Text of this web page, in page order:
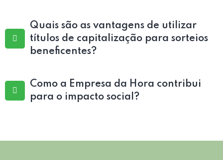
Quais são as vantagens de utilizar
títulos de capitalização para sorteios
beneficentes?
Como a Empresa da Hora contribui
para o impacto social?